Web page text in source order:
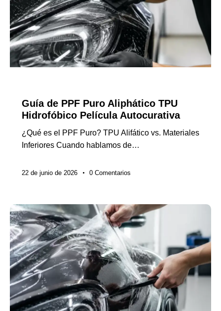
Guía de PPF Puro Aliphático TPU
Hidrofóbico Película Autocurativa
¿Qué es el PPF Puro? TPU Alifático vs. Materiales
Inferiores Cuando hablamos de…
22 de junio de 2026 0 Comentarios